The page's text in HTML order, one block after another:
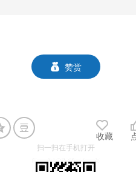
赞赏
收藏
扫一扫在手机打开